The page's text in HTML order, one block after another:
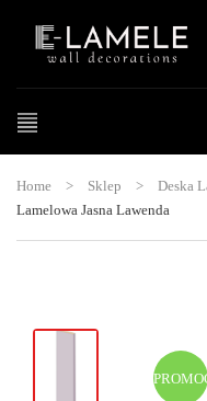
Home > Sklep > Deska
Lamelowa Jasna Lawenda